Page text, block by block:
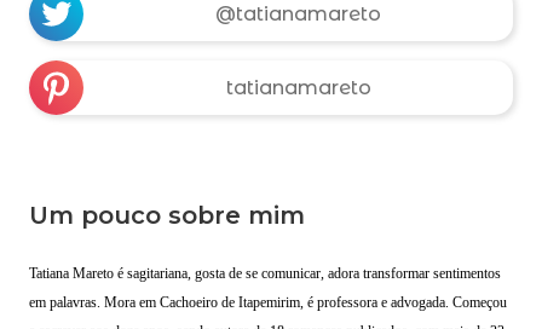
@tatianamareto
tatianamareto
Um pouco sobre mim
Tatiana Mareto é sagitariana, gosta de se comunicar, adora transformar sentimentos
em palavras. Mora em Cachoeiro de Itapemirim, é professora e advogada. Começou